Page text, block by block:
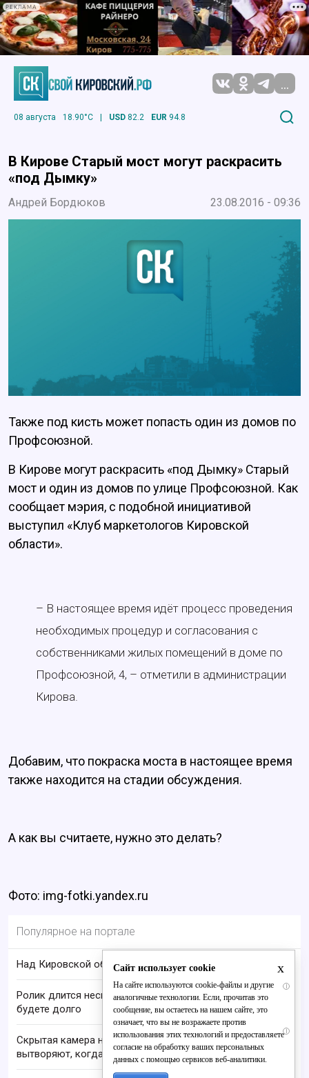
РЕКЛАМА
...
08 августа 18.90°C | USD 82.2 EUR 94.8
В Кирове Старый мост могут раскрасить
«под Дымку»
Андрей Бордюков 23.08.2016 - 09:36
Также под кисть может попасть один из домов по
Профсоюзной.
В Кирове могут раскрасить «под Дымку» Старый
мост и один из домов по улице Профсоюзной. Как
сообщает мэрия, с подобной инициативой
выступил «Клуб маркетологов Кировской
области».
– В настоящее время идёт процесс проведения
необходимых процедур и согласования с
собственниками жилых помещений в доме по
Профсоюзной, 4, – отметили в администрации
Кирова.
Добавим, что покраска моста в настоящее время
также находится на стадии обсуждения.
А как вы считаете, нужно это делать?
Фото: img-fotki.yandex.ru
Популярное на портале
Над Кировской областью сбили БПЛА
i
Ролик длится несколько секунд, а смеяться вы
будете долго
i
Скрытая камера на пляже Крыма: Что люди
вытворяют, когда их не видят...
x
Сайт использует cookie
На сайте используются cookie-файлы и другие
аналогичные технологии. Если, прочитав это
сообщение, вы остаетесь на нашем сайте, это
означает, что вы не возражаете против
использования этих технологий и предоставляете
согласие на обработку ваших персональных
данных с помощью сервисов веб-аналитики.